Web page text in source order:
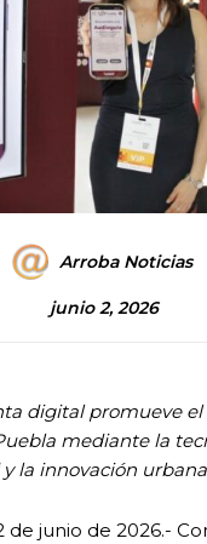
Arroba Noticias
junio 2, 2026
digital promueve
mediante la
la innovación urbana
de junio de 2026.-